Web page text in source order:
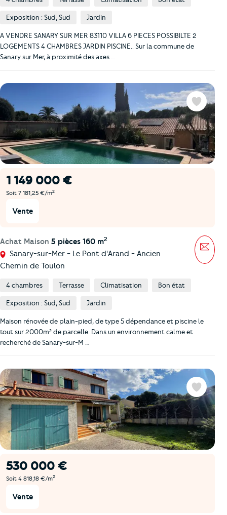
Exposition : Sud, Sud Jardin
A VENDRE SANARY SUR MER 83110 VILLA 6 PIECES POSSIBILTE 2
LOGEMENTS 4 CHAMBRES JARDIN PISCINE.. Sur la commune de
Sanary sur Mer, à proximité des axes …
1 149 000 €
Soit 7 181,25 €/m2
Vente
Achat Maison 5 pièces 160 m2
Sanary-sur-Mer - Le Pont d'Arand - Ancien
Chemin de Toulon
Favoris
4 chambres Terrasse Climatisation Bon état
Exposition : Sud, Sud Jardin
Maison rénovée de plain-pied, de type 5 dépendance et piscine le
tout sur 2000m² de parcelle. Dans un environnement calme et
recherché de Sanary-sur-M …
530 000 €
Soit 4 818,18 €/m2
Vente
Favoris